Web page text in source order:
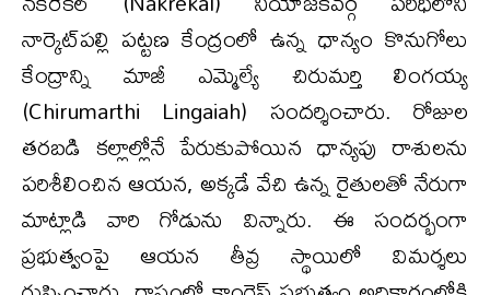
నార్కెట్‌పల్లి పట్టణ కేంద్రంలో ఉన్న ధాన్యం కొనుగోలు
కేంద్రాన్ని మాజీ ఎమ్మెల్యే చిరుమర్తి లింగయ్య
(Chirumarthi Lingaiah) సందర్శించారు. రోజుల
తరబడి కల్లాల్లోనే పేరుకుపోయిన ధాన్యపు రాశులను
పరిశీలించిన ఆయన, అక్కడే వేచి ఉన్న రైతులతో నేరుగా
మాట్లాడి వారి గోడును విన్నారు. ఈ సందర్భంగా
ప్రభుత్వంపై ఆయన తీవ్ర స్థాయిలో విమర్శలు